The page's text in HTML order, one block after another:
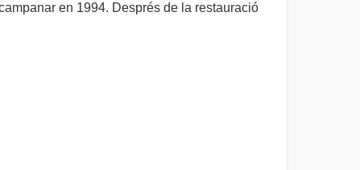
en 1994. Després de la restauració